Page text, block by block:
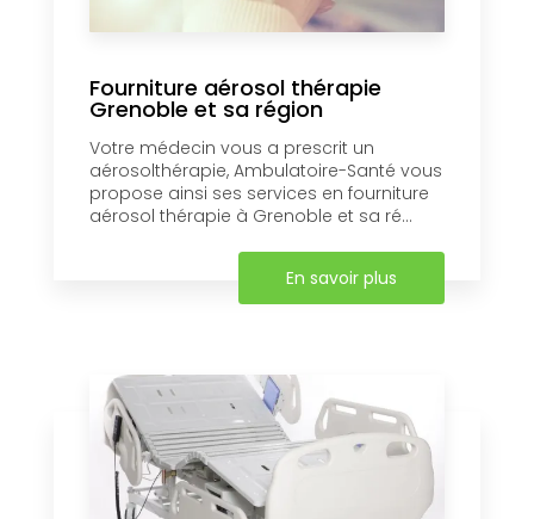
Fourniture aérosol thérapie
Grenoble et sa région
Votre médecin vous a prescrit un
aérosolthérapie, Ambulatoire-Santé vous
propose ainsi ses services en fourniture
aérosol thérapie à Grenoble et sa ré...
En savoir plus